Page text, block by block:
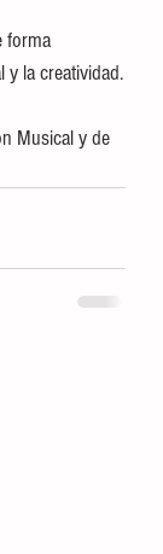
forma
y la creatividad.
Musical y de